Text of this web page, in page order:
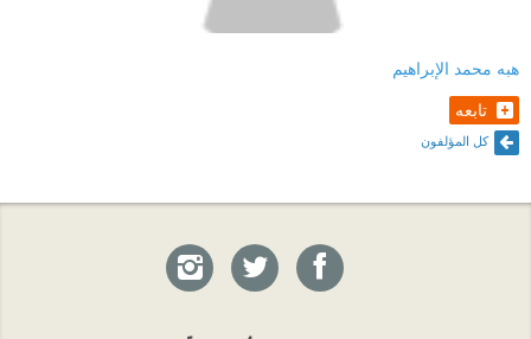
هبه محمد الإبراهيم
تابعه
كل المؤلفون